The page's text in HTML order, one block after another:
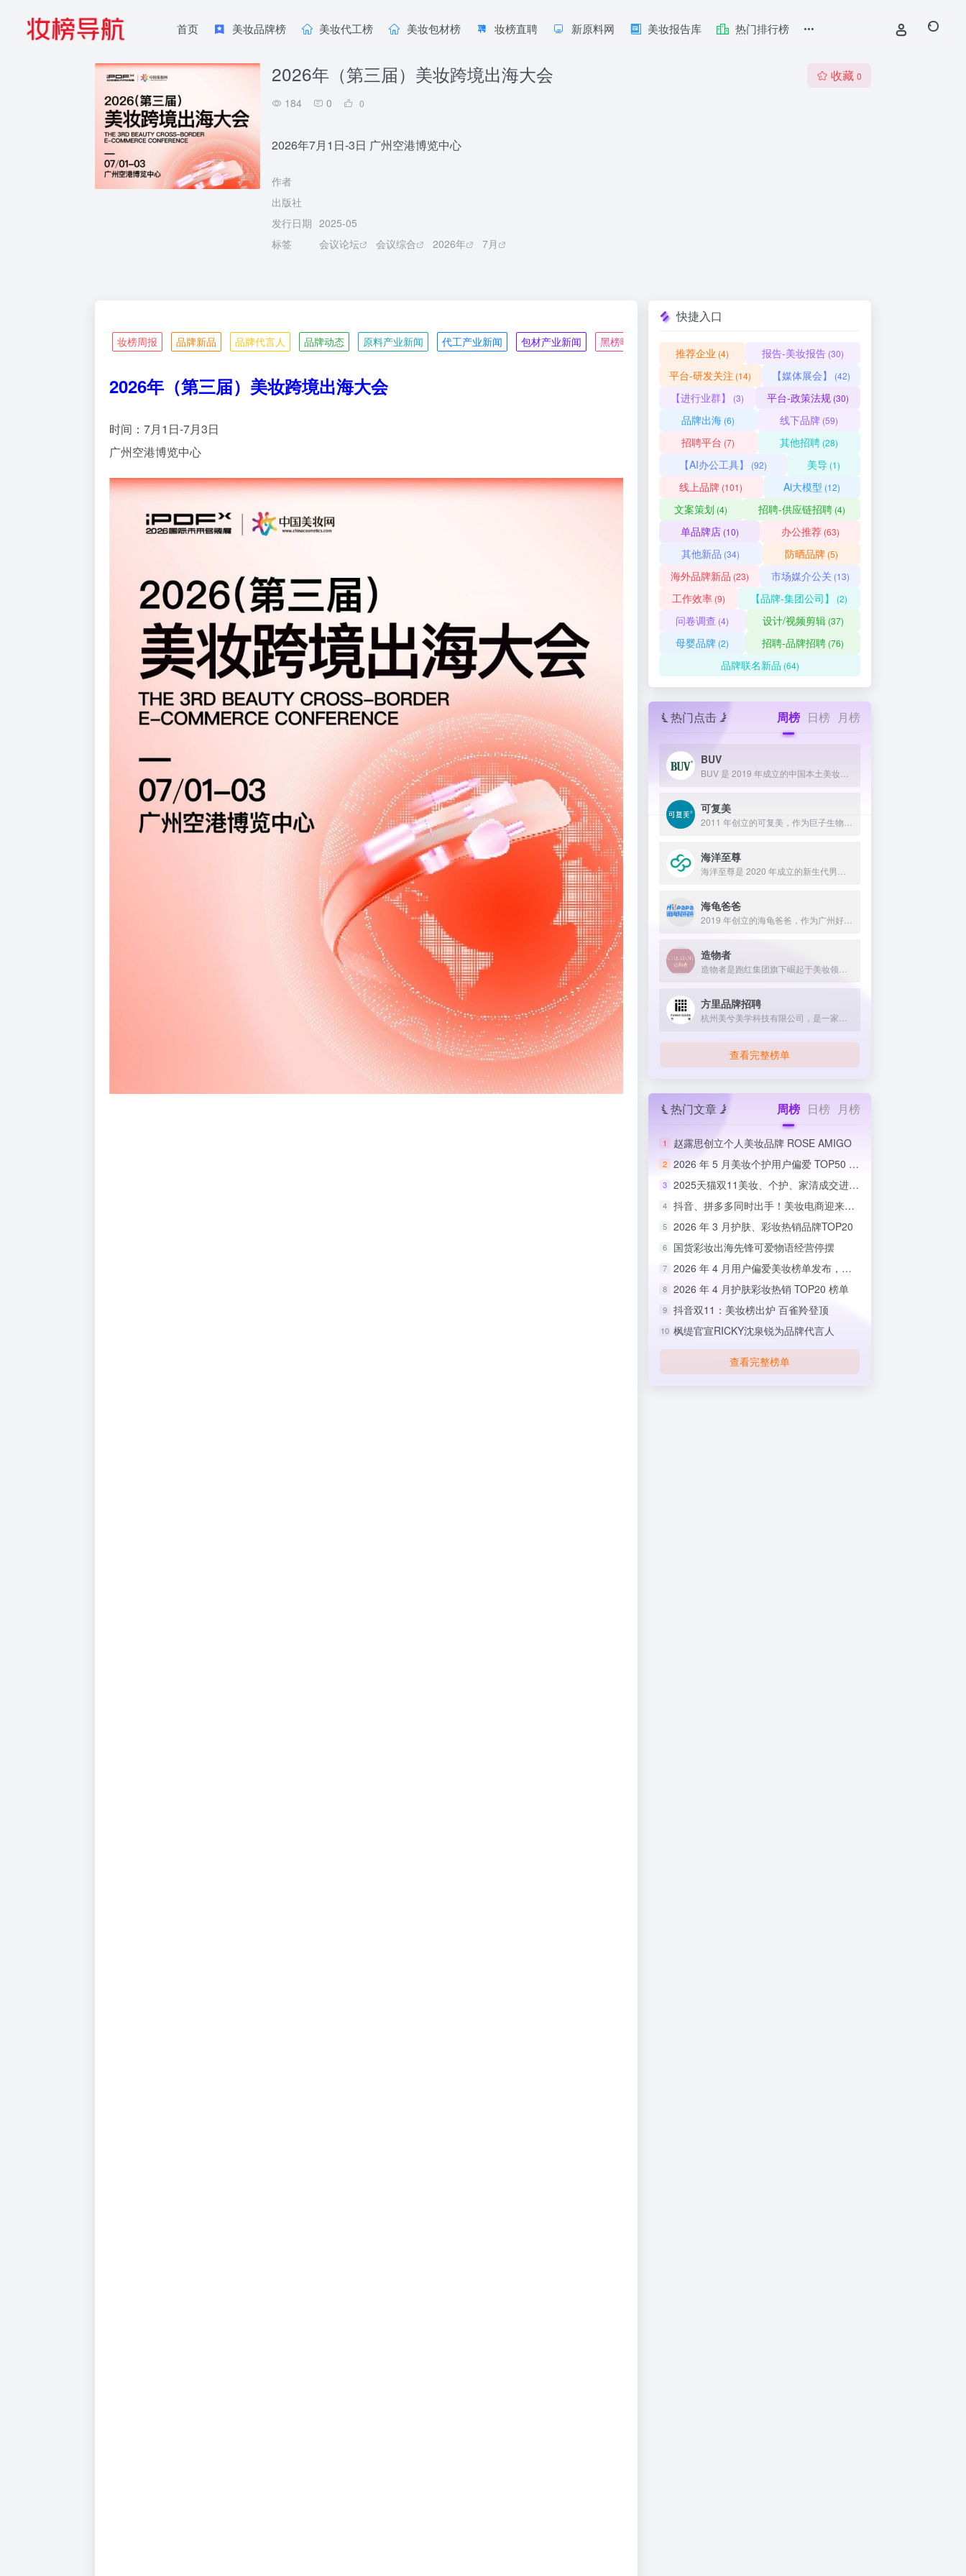
首页 美妆品牌榜 美妆代工榜 美妆包材榜 妆榜直聘 新原料网 美妆报告库 热门排行榜
2026年（第三届）美妆跨境出海大会
184 0 0
收藏 0
2026年7月1日-3日 广州空港博览中心
作者
出版社
发行日期 2025-05
标签
会议论坛 会议综合 2026年 7月
妆榜周报 品牌新品 品牌代言人 品牌动态 原料产业新闻 代工产业新闻 包材产业新闻 黑榜曝光台
2026年（第三届）美妆跨境出海大会
时间：7月1日-7月3日
广州空港博览中心
快捷入口
推荐企业 (4) 报告-美妆报告 (30)
平台-研发关注 (14) 【媒体展会】 (42)
【进行业群】 (3) 平台-政策法规 (30)
品牌出海 (6) 线下品牌 (59)
招聘平台 (7) 其他招聘(28)
【AI办公工具】 (92) 美导 (1)
线上品牌 (101) Ai大模型 (12)
文案策划 (4) 招聘-供应链招聘(4)
单品牌店(10) 办公推荐(63)
其他新品 (34) 防晒品牌(5)
海外品牌新品 (23) 市场媒介公关 (13)
工作效率(9) 【品牌-集团公司】 (2)
问卷调查 (4) 设计/视频剪辑(37)
母婴品牌 (2) 招聘-品牌招聘 (76)
品牌联名新品 (64)
热门点击 周榜 日榜 月榜
BUV
可复美
海洋至尊
海龟爸爸
造物者
方里品牌招聘
查看完整榜单
热门文章 周榜 日榜 月榜
1 赵露思创立个人美妆品牌 ROSE AMIGO
2 2026 年 5 月美妆个护用户偏爱 TOP50 榜单出炉
3 2025天猫双11美妆、个护、家清成交进度排行榜
4 抖音、拼多多同时出手！美妆电商迎来史上最严整治
5 2026 年 3 月护肤、彩妆热销品牌TOP20
6 国货彩妆出海先锋可爱物语经营停摆
7 2026 年 4 月用户偏爱美妆榜单发布，国货竞争力持续攀升
8 2026 年 4 月护肤彩妆热销 TOP20 榜单
9 抖音双11：美妆榜出炉 百雀羚登顶
10 枫缇官宣RICKY沈泉锐为品牌代言人
查看完整榜单